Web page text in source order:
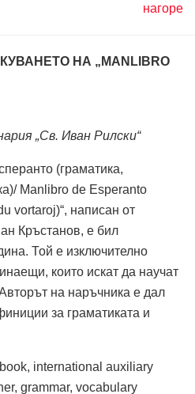
нагоре
НА „MANLIBRO
„Св. Иван Рилски“
(граматика,
Manlibro de Esperanto
vortaroj)“, написан от
Кръстанов, е бил
Той е изключително
които искат да научат
на наръчника е дал
за граматиката и
international auxiliary
grammar, vocabulary